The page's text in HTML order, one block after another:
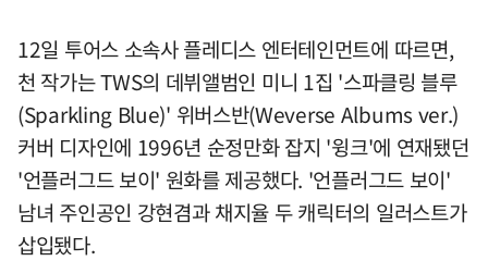
12일 투어스 소속사 플레디스 엔터테인먼트에 따르면,
천 작가는 TWS의 데뷔앨범인 미니 1집 '스파클링 블루
(Sparkling Blue)' 위버스반(Weverse Albums ver.)
커버 디자인에 1996년 순정만화 잡지 '윙크'에 연재됐던
'언플러그드 보이' 원화를 제공했다. '언플러그드 보이'
남녀 주인공인 강현겸과 채지율 두 캐릭터의 일러스트가
삽입됐다.